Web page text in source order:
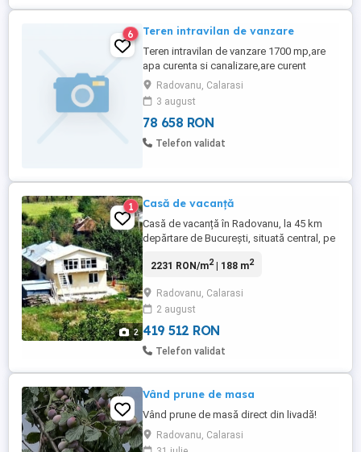
6 Teren intravilan de vanzare
Teren intravilan de vanzare 1700 mp,are
apa curenta si canalizare,are curent
electric,strada asfaltata,santuri betonate
Radovanu, Calarasi
3 august
78 658 RON
Telefon validat
2
1 Casă de vacanță
Casă de vacanță în Radovanu, la 45 km
depărtare de București, situată central, pe
împrejmuire trainică din ulucă și plasă.
sol 180 mp, are 9 camere, renovată recent,
copertină nouă, parchet și gresie, încălzire
cu sobe. ...
2231 RON/m2| 188 m2
Radovanu, Calarasi
2 august
419 512 RON
Telefon validat
Vând prune de masa
Vând prune de masă direct din livadă!
Radovanu, Calarasi